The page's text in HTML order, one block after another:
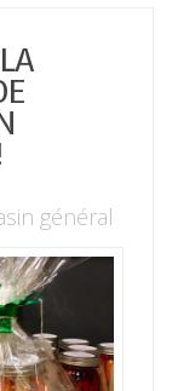
général